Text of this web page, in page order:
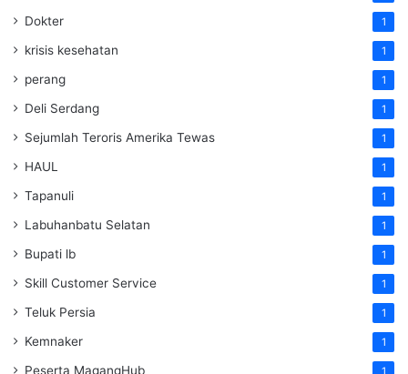
Dokter 1
krisis kesehatan 1
perang 1
Deli Serdang 1
Sejumlah Teroris Amerika Tewas 1
HAUL 1
Tapanuli 1
Labuhanbatu Selatan 1
Bupati lb 1
Skill Customer Service 1
Teluk Persia 1
Kemnaker 1
Peserta MagangHub 1